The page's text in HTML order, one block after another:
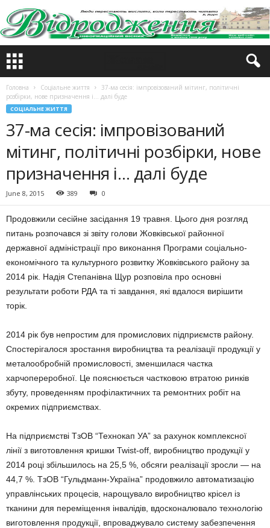
Головна Соціальне життя
37-ма сесія: імпровізований мітинг, політичні
розбірки, нове призначення і… далі буде
СОЦІАЛЬНЕ ЖИТТЯ
37-ма сесія: імпровізований
мітинг, політичні розбірки, нове
призначення і… далі буде
June 8, 2015 389 0
Продовжили сесійне засідання 19 травня. Цього дня розгляд
питань розпочався зі звіту голови Жовківської районної
державної адміністрації про виконання Програми соціально-
економічного та культурного розвитку Жовківського району за
2014 рік. Надія Степанівна Щур розповіла про основні
результати роботи РДА та ті завдання, які вдалося вирішити
торік.
2014 рік був непростим для промислових підприємств району.
Спостерігалося зростання виробництва та реалізації продукції у
металообробній промисловості, зменшилася частка
харчопереробної. Це пояснюється частковою втратою ринків
збуту, проведенням профілактичних та ремонтних робіт на
окремих підприємствах.
На підприємстві ТзОВ “Технокап УА” за рахунок комплексної
лінії з виготовлення кришки Twist-off, виробництво продукції у
2014 році збільшилось на 25,5 %, обсяги реалізації зросли — на
44,7 %. ТзОВ “Гульдманн-Україна” продовжило автоматизацію
управлінських процесів, нарощувало виробництво крісел із
тканини для переміщення інвалідів, вдосконалювало технологію
виготовлення продукції, впроваджувало систему забезпечення